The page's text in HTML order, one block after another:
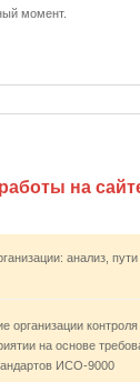
момент.
на
анализ, пути
организации контроля
на основе
ИСО-9000